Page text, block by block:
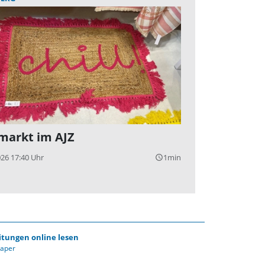
im AJZ
17:40 Uhr query_builder1min
online lesen